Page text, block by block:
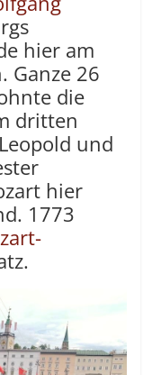
hier am
Ganze 26
die
dritten
und
hier
1773